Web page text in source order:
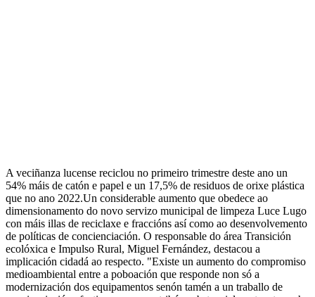
A veciñanza lucense reciclou no primeiro trimestre deste ano un
54% máis de catón e papel e un 17,5% de residuos de orixe plástica
que no ano 2022.Un considerable aumento que obedece ao
dimensionamento do novo servizo municipal de limpeza Luce Lugo
con máis illas de reciclaxe e fraccións así como ao desenvolvemento
de políticas de concienciación. O responsable do área Transición
ecolóxica e Impulso Rural, Miguel Fernández, destacou a
implicación cidadá ao respecto. "Existe un aumento do compromiso
medioambiental entre a poboación que responde non só a
modernización dos equipamentos senón tamén a un traballo de